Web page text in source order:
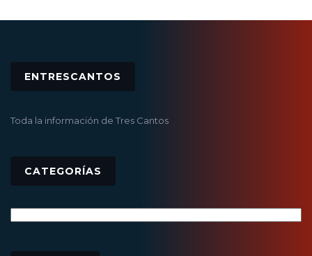
ENTRESCANTOS
Toda la información de Tres Cantos
CATEGORÍAS